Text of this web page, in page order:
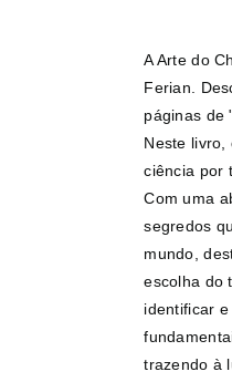
A Arte do
Ferian.
páginas de
Neste livro,
ciência por
Com uma
segredos
mundo,
escolha do
identificar
trazendo à